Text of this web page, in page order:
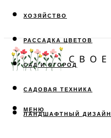
ХОЗЯЙСТВО
РАССАДКА ЦВЕТОВ
САД И ОГОРОД
САДОВАЯ ТЕХНИКА
ЛАНДШАФТНЫЙ ДИЗАЙН
МЕНЮ